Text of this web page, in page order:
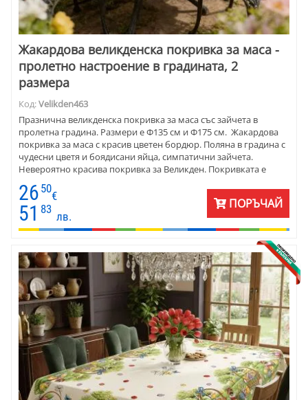
Жакардова великденска покривка за маса -
пролетно настроение в градината, 2
размера
Код:Velikden463
Празнична великденска покривка за маса със зайчета в
пролетна градина. Размери е Ф135 см и Ф175 см. Жакардова
покривка за маса с красив цветен бордюр. Поляна в градина с
чудесни цветя и боядисани яйца, симпатични зайчета.
Невероятно красива покривка за Великден. Покривката е
изработена от жакард - памук и полиестер. Цветовете внасят
слънчева пролетна светлина в стаята.
26 50
€
51 83
лв.
ПОРЪЧАЙ